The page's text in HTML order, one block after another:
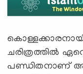
ചരിത്രത്തിൽ
പണ്ഡിതനാണ്